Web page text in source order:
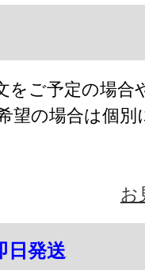
をご予定の場合
望の場合は個別
お
日発送